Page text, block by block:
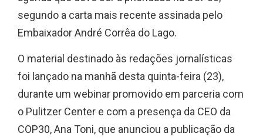
segundo a carta mais recente assinada pelo
Embaixador André Corrêa do Lago.
O material destinado às redações jornalísticas
foi lançado na manhã desta quinta-feira (23),
durante um webinar promovido em parceria com
o Pulitzer Center e com a presença da CEO da
COP30, Ana Toni, que anunciou a publicação da